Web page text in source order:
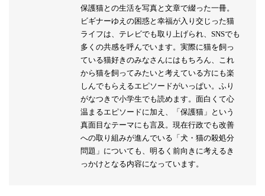
保護猫との生活を写真と文章で綴った一冊。
ビギナーゆえの困惑と幸福が入り交じった猫
ライフは、テレビでも取り上げられ、SNSでも
多くの共感を呼んでいます。実際に猫を飼っ
ている猫好きのみなさんにはもちろん、これ
から猫を飼ってみたいと考えている方にも楽
しんでもらえるエピソードがいっぱい。ふり
がなつきで小学生でも読めます。面白くて心
温まるエピソードに加え、「保護猫」という
真面目なテーマにも言及。現在行政でも改善
への取り組みが進んでいる「犬・猫の殺処分
問題」についても、明るく前向きに考えるき
っかけとなる内容になっています。